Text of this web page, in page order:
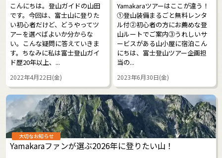
こんにちは。登山ガイドの山田
です。今回は、富士山に登りた
い初心者だけど、どうやってツ
アーを選べばよいか分からな
い。こんな疑問に答えていきま
す。ちなみに私は富士登山ガイ
ド歴20年以上、...
2022年4月22日(金)
Yamakaraツアーはここが違う！
①登山装備まるごと無料レンタ
ル付②初心者の方にお薦めな登
山ルートでご案内③うれしいサ
ービスがある山小屋に宿泊こん
にちは、富士登山ツアー企画担
当の...
2023年6月30日(金)
大切なお知らせ
Yamakaraファンが選ぶ2026年に登りたい山！